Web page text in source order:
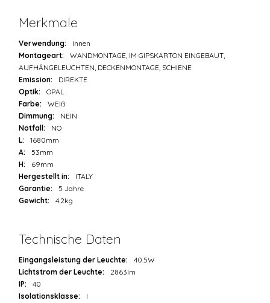
Merkmale
Verwendung:
Innen
Montageart:
WANDMONTAGE, IM GIPSKARTON EINGEBAUT,
AUFHÄNGELEUCHTEN, DECKENMONTAGE, SCHIENE
Emission:
DIREKTE
Optik:
OPAL
Farbe:
WEIß
Dimmung:
NEIN
Notfall:
NO
L:
1680mm
A:
53mm
H:
69mm
Hergestellt in:
ITALY
Garantie:
5 Jahre
Gewicht:
4.2kg
Technische Daten
Eingangsleistung der Leuchte:
40.5W
Lichtstrom der Leuchte:
2863lm
IP:
40
Isolationsklasse:
I